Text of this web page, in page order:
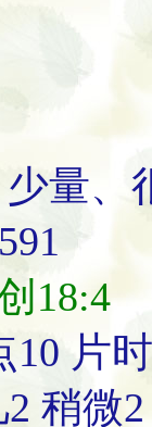
量、
18:4
10 片
稍微